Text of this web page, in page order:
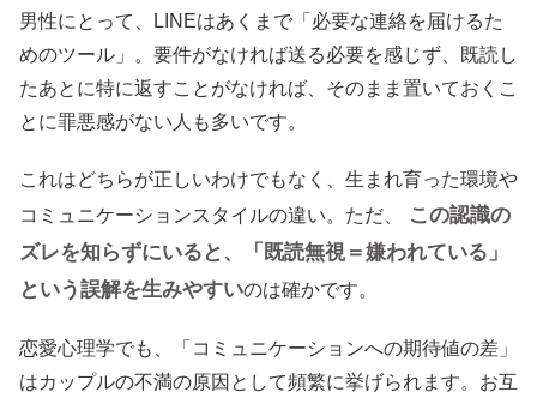
男性にとって、LINEはあくまで「必要な連絡を届けるた
めのツール」。要件がなければ送る必要を感じず、既読し
たあとに特に返すことがなければ、そのまま置いておくこ
とに罪悪感がない人も多いです。
これはどちらが正しいわけでもなく、生まれ育った環境や
コミュニケーションスタイルの違い。ただ、
この認識の
ズレを知らずにいると、「既読無視＝嫌われている」
という誤解を生みやすいのは確かです。
恋愛心理学でも、「コミュニケーションへの期待値の差」
はカップルの不満の原因として頻繁に挙げられます。お互